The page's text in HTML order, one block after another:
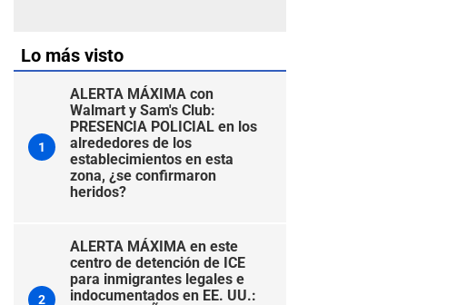
Lo más visto
1
ALERTA MÁXIMA con
Walmart y Sam's Club:
PRESENCIA POLICIAL en los
alrededores de los
establecimientos en esta
zona, ¿se confirmaron
heridos?
2
ALERTA MÁXIMA en este
centro de detención de ICE
para inmigrantes legales e
indocumentados en EE. UU.: